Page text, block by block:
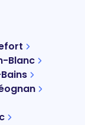
Blanc